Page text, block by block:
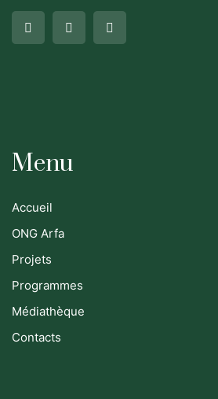
Menu
Accueil
ONG Arfa
Projets
Programmes
Médiathèque
Contacts